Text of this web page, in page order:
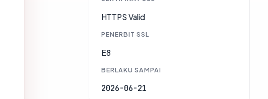
HTTPS Valid
PENERBIT SSL
E8
BERLAKU SAMPAI
2026-06-21